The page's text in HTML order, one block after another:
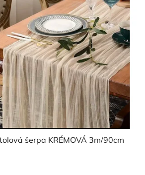
šerpa KRÉMOVÁ 3m/90cm